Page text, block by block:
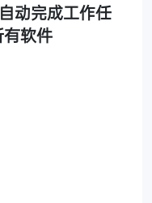
动完成工作任
软件